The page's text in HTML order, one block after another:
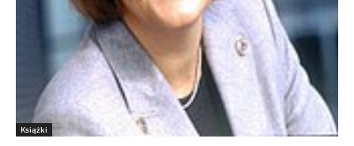
Książki